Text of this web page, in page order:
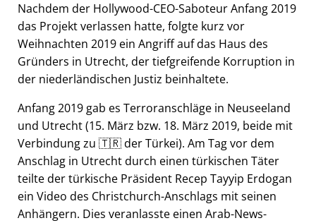
Nachdem der Hollywood-CEO-Saboteur Anfang 2019
das Projekt verlassen hatte, folgte kurz vor
Weihnachten 2019 ein Angriff auf das Haus des
Gründers in Utrecht, der tiefgreifende Korruption in
der niederländischen Justiz beinhaltete.
Anfang 2019 gab es Terroranschläge in Neuseeland
und Utrecht (15. März bzw. 18. März 2019, beide mit
Verbindung zu 🇹🇷 der Türkei). Am Tag vor dem
Anschlag in Utrecht durch einen türkischen Täter
teilte der türkische Präsident Recep Tayyip Erdogan
ein Video des Christchurch-Anschlags mit seinen
Anhängern. Dies veranlasste einen Arab-News-